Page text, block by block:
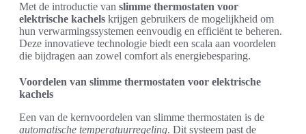
Met de introductie van slimme thermostaten voor
elektrische kachels krijgen gebruikers de mogelijkheid om
hun verwarmingssystemen eenvoudig en efficiënt te beheren.
Deze innovatieve technologie biedt een scala aan voordelen
die bijdragen aan zowel comfort als energiebesparing.
Voordelen van slimme thermostaten voor elektrische
kachels
Een van de kernvoordelen van slimme thermostaten is de
automatische temperatuurregeling. Dit systeem past de